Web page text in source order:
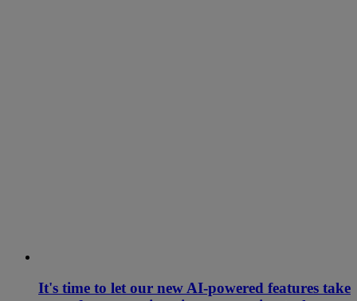
It's time to let our new AI-powered features take